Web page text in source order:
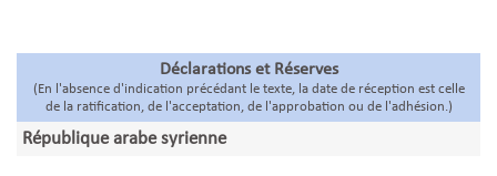
Déclarations et Réserves
(En l'absence d'indication précédant le texte, la date de réception est celle
de la ratification, de l'acceptation, de l'approbation ou de l'adhésion.)
République arabe syrienne